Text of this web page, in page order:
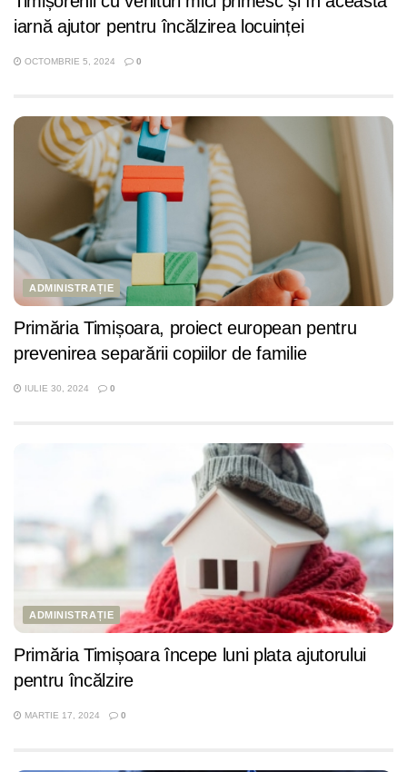
iarnă ajutor pentru încălzirea locuinței
OCTOMBRIE 5, 2024 0
ADMINISTRAȚIE
Primăria Timișoara, proiect european pentru
prevenirea separării copiilor de familie
IULIE 30, 2024 0
ADMINISTRAȚIE
Primăria Timișoara începe luni plata ajutorului
pentru încălzire
MARTIE 17, 2024 0